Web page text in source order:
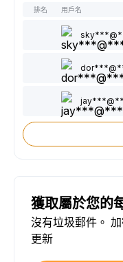
排名 用戶名
獲取屬於您的
沒有垃圾郵件。
更新